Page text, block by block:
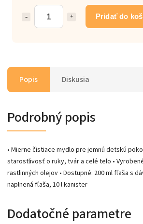
Pridať do
Popis Diskusia
Podrobný popis
• Mierne čistiace mydlo pre jemnú detskú
starostlivosť o ruky, tvár a celé telo •
rastlinných olejov • Dostupné: 200 ml fľaša s
naplnená fľaša, 10 l kanister
Dodatočné parametre